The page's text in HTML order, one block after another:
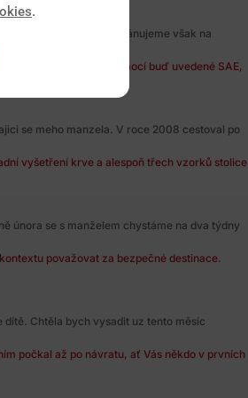
bychom chtěli dítě, plánujeme však na
výskytu infekčních nemocí buď uvedené SAE,
se meho manzela. V roce 2008 cestoval po
vyšetření krve a alespoň třech vzorků stolice
února se s manželem chystáme na dva týdny
považovat za bezpečné destinace.
dítě. Chtěla bych vysadit uz tento měsíc
počkal až po návratu, ať Vás někdo v prvních
.